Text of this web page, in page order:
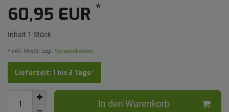
60,95 EUR *
Inhalt 1 Stück
* inkl. MwSt. zzgl. Versandkosten
Lieferzeit: 1 bis 3 Tage*
In den Warenkorb